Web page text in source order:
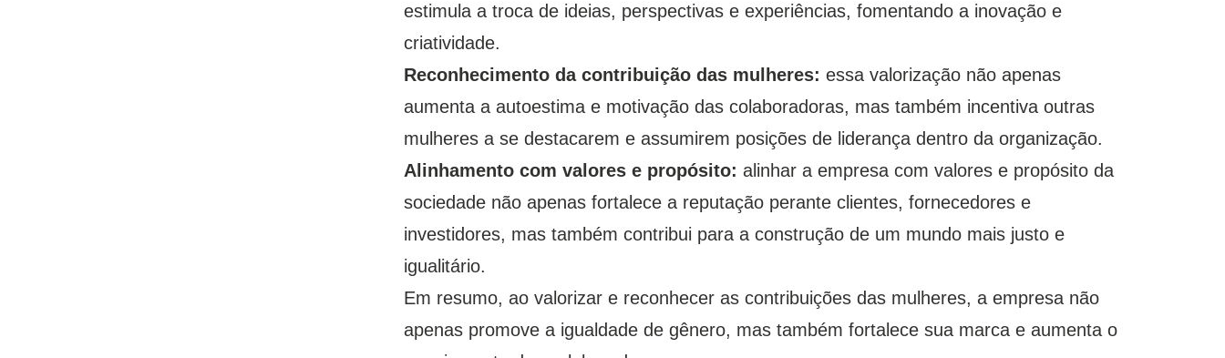
estimula a troca de ideias, perspectivas e experiências, fomentando a inovação e
criatividade.
Reconhecimento da contribuição das mulheres: essa valorização não apenas
aumenta a autoestima e motivação das colaboradoras, mas também incentiva outras
mulheres a se destacarem e assumirem posições de liderança dentro da organização.
Alinhamento com valores e propósito: alinhar a empresa com valores e propósito da
sociedade não apenas fortalece a reputação perante clientes, fornecedores e
investidores, mas também contribui para a construção de um mundo mais justo e
igualitário.
Em resumo, ao valorizar e reconhecer as contribuições das mulheres, a empresa não
apenas promove a igualdade de gênero, mas também fortalece sua marca e aumenta o